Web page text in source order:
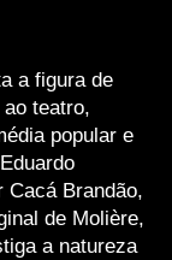
a figura de
teatro,
popular e
Cacá Brandão,
de Molière,
a natureza